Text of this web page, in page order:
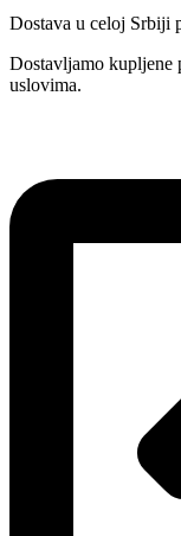
Dostava u celoj Srbiji
Dostavljamo kupljene
uslovima.